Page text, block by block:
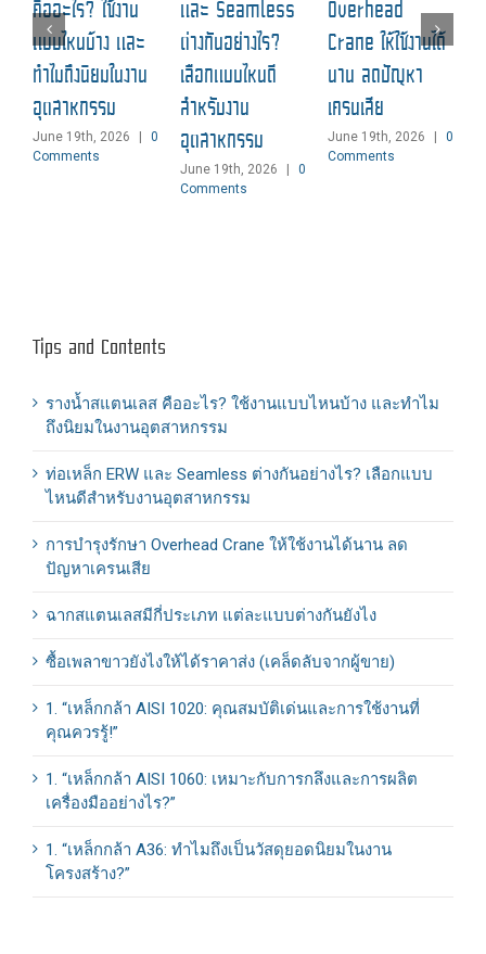
คืออะไร? ใช้งาน
แบบไหนบ้าง และ
ทำไมถึงนิยมในงาน
อุตสาหกรรม
June 19th, 2026
0
Comments
และ Seamless
ต่างกันอย่างไร?
เลือกแบบไหนดี
สำหรับงาน
อุตสาหกรรม
June 19th, 2026
0
Comments
Overhead
Crane ให้ใช้งานได้
นาน ลดปัญหา
เครนเสีย
June 19th, 2026
0
Comments
Tips and Contents
รางน้ำสแตนเลส คืออะไร? ใช้งานแบบไหนบ้าง และทำไม
ถึงนิยมในงานอุตสาหกรรม
ท่อเหล็ก ERW และ Seamless ต่างกันอย่างไร? เลือกแบบ
ไหนดีสำหรับงานอุตสาหกรรม
การบำรุงรักษา Overhead Crane ให้ใช้งานได้นาน ลด
ปัญหาเครนเสีย
ฉากสแตนเลสมีกี่ประเภท แต่ละแบบต่างกันยังไง
ซื้อเพลาขาวยังไงให้ได้ราคาส่ง (เคล็ดลับจากผู้ขาย)
1. “เหล็กกล้า AISI 1020: คุณสมบัติเด่นและการใช้งานที่
คุณควรรู้!”
1. “เหล็กกล้า AISI 1060: เหมาะกับการกลึงและการผลิต
เครื่องมืออย่างไร?”
1. “เหล็กกล้า A36: ทำไมถึงเป็นวัสดุยอดนิยมในงาน
โครงสร้าง?”